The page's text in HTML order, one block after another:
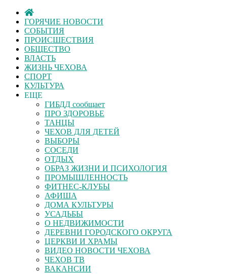
ГОРЯЧИЕ НОВОСТИ
СОБЫТИЯ
ПРОИСШЕСТВИЯ
ОБЩЕСТВО
ВЛАСТЬ
ЖИЗНЬ ЧЕХОВА
СПОРТ
КУЛЬТУРА
ЕЩЕ
ГИБДД сообщает
ПРО ЗДОРОВЬЕ
ТАНЦЫ
ЧЕХОВ ДЛЯ ДЕТЕЙ
ВЫБОРЫ
СОСЕДИ
ОТДЫХ
ОБРАЗ ЖИЗНИ И ПСИХОЛОГИЯ
ПРОМЫШЛЕННОСТЬ
ФИТНЕС-КЛУБЫ
АФИША
ДОМА КУЛЬТУРЫ
УСАДЬБЫ
О НЕДВИЖИМОСТИ
ДЕРЕВНИ ГОРОДСКОГО ОКРУГА
ЦЕРКВИ И ХРАМЫ
ВИДЕО НОВОСТИ ЧЕХОВА
ЧЕХОВ ТВ
ВАКАНСИИ